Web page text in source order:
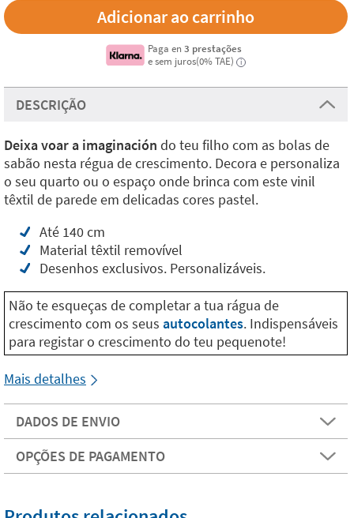
Paga en3 prestações
e sem juros(0% TAE)
i
DESCRIÇÃO
Deixa voar a imaginación do teu filho com as bolas de
sabão nesta régua de crescimento. Decora e personaliza
o seu quarto ou o espaço onde brinca com este vinil
têxtil de parede em delicadas cores pastel.
Até 140 cm
Material têxtil removível
Desenhos exclusivos. Personalizáveis.
Não te esqueças de completar a tua rágua de
crescimento com os seus autocolantes. Indispensáveis
para registar o crescimento do teu pequenote!
Mais detalhes
DADOS DE ENVIO
OPÇÕES DE PAGAMENTO